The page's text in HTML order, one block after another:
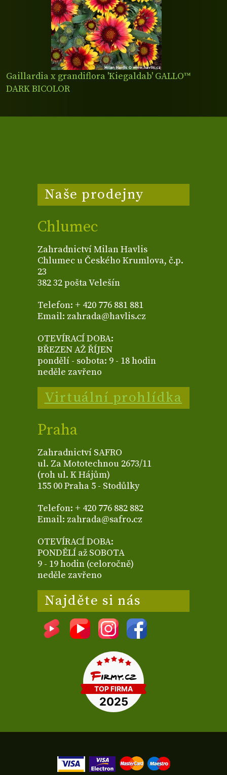
Gaillardia x grandiflora 'Kiegaldab' GALLO™
DARK BICOLOR
Naše prodejny
Chlumec
Zahradnictví Milan Havlis
Chlumec u Českého Krumlova, č.p.
23
382 32 pošta Velešín
Telefon: + 420 776 881 881
Email: zahrada@havlis.cz
OTEVÍRACÍ DOBA:
BŘEZEN AŽ ŘÍJEN
pondělí - sobota: 9 - 18 hodin
neděle zavřeno
Virtuální prohlídka
Praha
Zahradnictví SAFRO
ul. Za Mototechnou 2673/11
(roh ul. K Hájům)
155 00 Praha 5 - Stodůlky
Telefon: + 420 776 882 882
Email: zahrada@safro.cz
OTEVÍRACÍ DOBA:
PONDĚLÍ až SOBOTA
9 - 19 hodin (celoročně)
neděle zavřeno
Najděte si nás